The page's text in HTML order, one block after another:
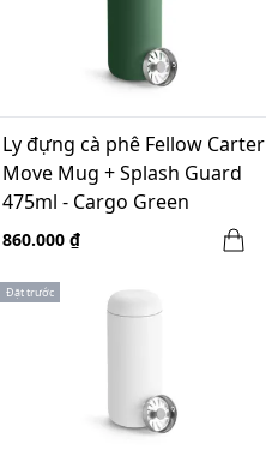
Ly đựng cà phê Fellow Carter
Move Mug + Splash Guard
475ml - Cargo Green
860.000 ₫
Đặt trước